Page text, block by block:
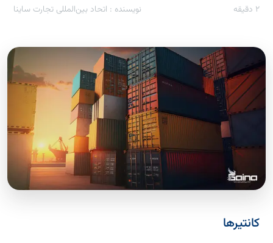
2 دقیقه نویسنده : اتحاد بین‌المللی تجارت ساینا
کانتیرها